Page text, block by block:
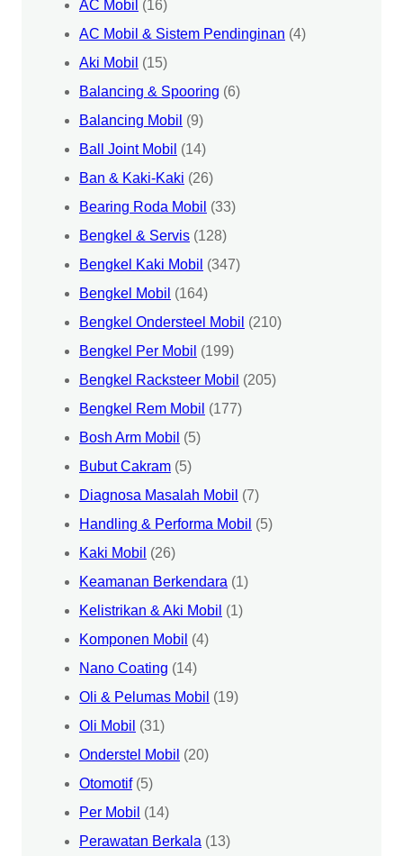
AC Mobil (16)
AC Mobil & Sistem Pendinginan (4)
Aki Mobil (15)
Balancing & Spooring (6)
Balancing Mobil (9)
Ball Joint Mobil (14)
Ban & Kaki-Kaki (26)
Bearing Roda Mobil (33)
Bengkel & Servis (128)
Bengkel Kaki Mobil (347)
Bengkel Mobil (164)
Bengkel Ondersteel Mobil (210)
Bengkel Per Mobil (199)
Bengkel Racksteer Mobil (205)
Bengkel Rem Mobil (177)
Bosh Arm Mobil (5)
Bubut Cakram (5)
Diagnosa Masalah Mobil (7)
Handling & Performa Mobil (5)
Kaki Mobil (26)
Keamanan Berkendara (1)
Kelistrikan & Aki Mobil (1)
Komponen Mobil (4)
Nano Coating (14)
Oli & Pelumas Mobil (19)
Oli Mobil (31)
Onderstel Mobil (20)
Otomotif(5)
Per Mobil (14)
Perawatan Berkala (13)